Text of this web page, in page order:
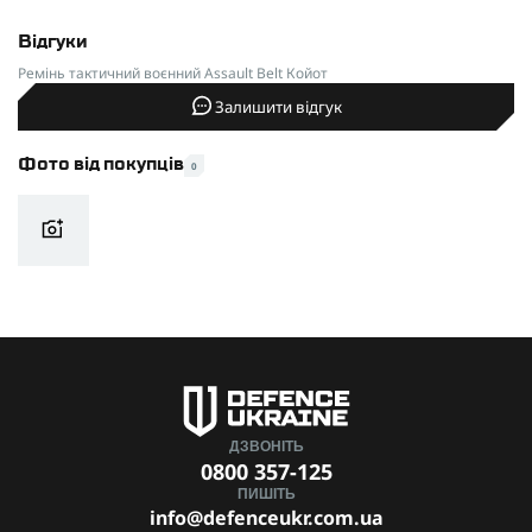
Відгуки
Ремінь тактичний воєнний Assault Belt Койот
Залишити відгук
Фото від покупців 0
ДЗВОНІТЬ
0800 357-125
ПИШІТЬ
info@defenceukr.com.ua